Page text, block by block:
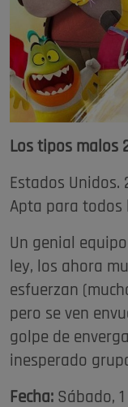
Los tipos malos
Estados Unidos.
Apta para todos
Un genial
ley, los ahora
esfuerzan
pero se ven
golpe de
inesperado
Fecha: Sábado,